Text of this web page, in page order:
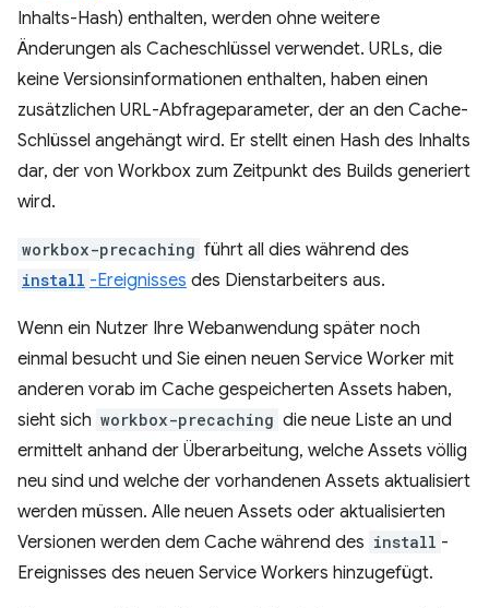
Inhalts-Hash) enthalten, werden ohne weitere
Änderungen als Cacheschlüssel verwendet. URLs, die
keine Versionsinformationen enthalten, haben einen
zusätzlichen URL-Abfrageparameter, der an den Cache-
Schlüssel angehängt wird. Er stellt einen Hash des Inhalts
dar, der von Workbox zum Zeitpunkt des Builds generiert
wird.
workbox-precaching führt all dies während des
install -Ereignisses des Dienstarbeiters aus.
Wenn ein Nutzer Ihre Webanwendung später noch
einmal besucht und Sie einen neuen Service Worker mit
anderen vorab im Cache gespeicherten Assets haben,
sieht sich workbox-precaching die neue Liste an und
ermittelt anhand der Überarbeitung, welche Assets völlig
neu sind und welche der vorhandenen Assets aktualisiert
werden müssen. Alle neuen Assets oder aktualisierten
Versionen werden dem Cache während des install -
Ereignisses des neuen Service Workers hinzugefügt.